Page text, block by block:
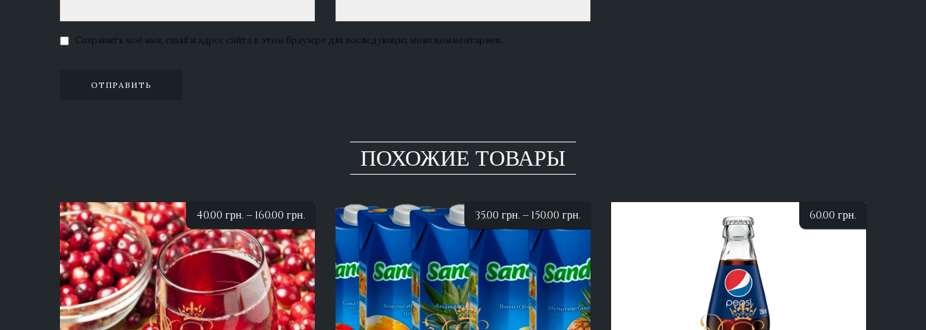
Сохранить моё имя, email и адрес сайта в этом браузере для последующих моих комментариев.
ПОХОЖИЕ ТОВАРЫ
40.00 грн. – 160.00 грн. 35.00 грн. – 150.00 грн. 60.00 грн.